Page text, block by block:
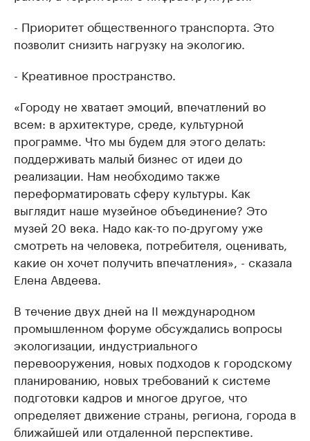
- Приоритет общественного транспорта. Это
позволит снизить нагрузку на экологию.
- Креативное пространство.
«Городу не хватает эмоций, впечатлений во
всем: в архитектуре, среде, культурной
программе. Что мы будем для этого делать:
поддерживать малый бизнес от идеи до
реализации. Нам необходимо также
переформатировать сферу культуры. Как
выглядит наше музейное объединение? Это
музей 20 века. Надо как-то по-другому уже
смотреть на человека, потребителя, оценивать,
какие он хочет получить впечатления», - сказала
Елена Авдеева.
В течение двух дней на II международном
промышленном форуме обсуждались вопросы
экологизации, индустриального
перевооружения, новых подходов к городскому
планированию, новых требований к системе
подготовки кадров и многое другое, что
определяет движение страны, региона, города в
ближайшей или отдаленной перспективе.